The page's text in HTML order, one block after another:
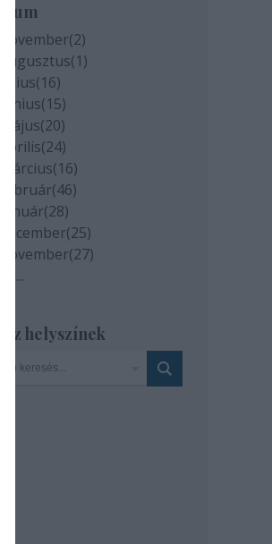
november(2)
augusztus(1)
július(16)
június(15)
május(20)
április(24)
március(16)
február(46)
január(28)
december(25)
november(27)
...
helyszínek